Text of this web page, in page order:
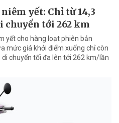
yết: Chỉ từ 14,3
chuyển tới 262 km
yết cho hàng loạt phiên bản
mức giá khởi điểm xuống chỉ còn
chuyển tối đa lên tới 262 km/lần